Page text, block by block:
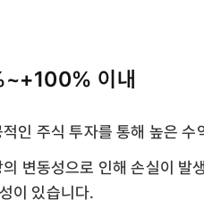
이내
인 주식 투자를 통해 높은 수
변동성으로 인해 손실이 발
이 있습니다.